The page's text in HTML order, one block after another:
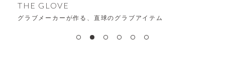
THE GLOVE
グラブメーカーが作る、直球のグラブアイテム